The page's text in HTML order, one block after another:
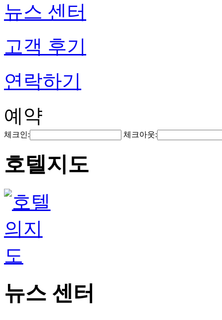
뉴스 센터
고객 후기
연락하기
예약
체크인: 체크아웃:
호텔지도
뉴스 센터